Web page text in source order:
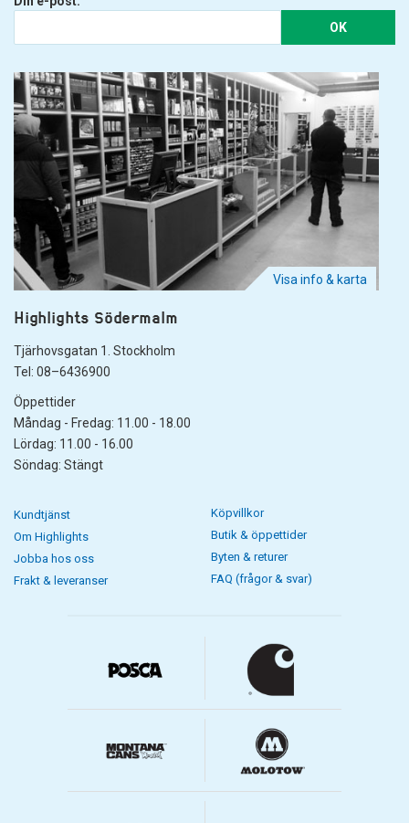
OK
Visa info & karta
Highlights Södermalm
Tjärhovsgatan 1. Stockholm
Tel: 08–6436900
Öppettider
Måndag - Fredag: 11.00 - 18.00
Lördag: 11.00 - 16.00
Söndag: Stängt
Kundtjänst
Om Highlights
Jobba hos oss
Frakt & leveranser
Köpvillkor
Butik & öppettider
Byten & returer
FAQ (frågor & svar)